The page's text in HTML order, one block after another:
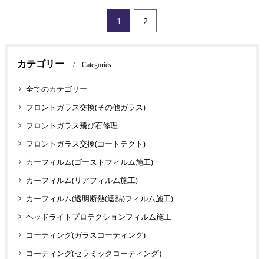
1 2
カテゴリー Categories
全てのカテゴリー
フロントガラス交換(その他ガラス)
フロントガラス飛び石修理
フロントガラス交換(コートテクト)
カーフィルム(ゴーストフィルム施工)
カーフィルム(リアフィルム施工)
カーフィルム(透明断熱(遮熱)フィルム施工)
ヘッドライトプロテクションフィルム施工
コーティング(ガラスコーティング)
コーティング(セラミックコーティング）